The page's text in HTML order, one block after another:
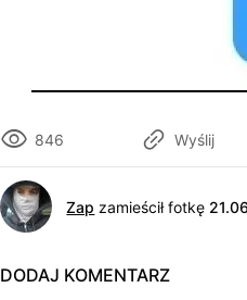
846 Wyślij
Zap zamieścił fotkę
DODAJ KOMENTARZ